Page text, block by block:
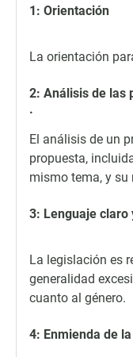
1: Orientación
La orientación
2: Análisis de las
.
El análisis de un
propuesta,
mismo tema, y su
3: Lenguaje claro
La legislación es
generalidad
cuanto al género.
4: Enmienda de